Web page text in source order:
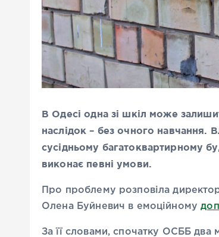
В Одесі одна зі шкіл може
наслідок – без очного навчання.
сусідньому багатоквартирному
виконає певні умови.
Про проблему розповіла
Олена Буйневич в емоційному
За її словами, спочатку ОСББ два